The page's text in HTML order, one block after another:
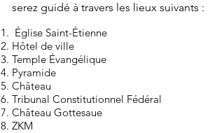
serez guidé à travers les lieux suivants :
Église Saint-Étienne
Hôtel de ville
Temple Évangélique
Pyramide
Château
Tribunal Constitutionnel Fédéral
Château Gottesaue
ZKM